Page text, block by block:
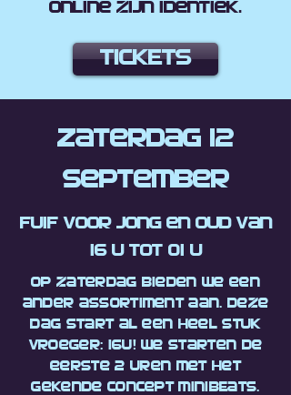
online zijn identiek.
TICKETS
Zaterdag 12
September
Fuif voor jong en oud van
16 u tot 01 u
Op zaterdag bieden we een
ander assortiment aan. Deze
dag start al een heel stuk
vroeger: 16u! We starten de
eerste 2 uren met het
gekende concept MINIBEATS.